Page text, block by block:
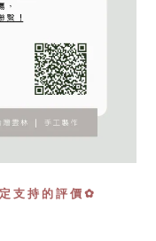
支 持 的 評 價 ✿